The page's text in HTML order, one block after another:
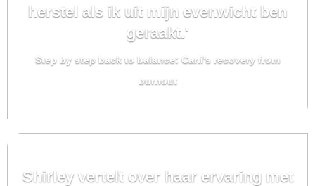
herstel als ik uit mijn evenwicht ben
geraakt.'
Step by step back to balance: Carli's recovery from
burnout
Shirley vertelt over haar ervaring met